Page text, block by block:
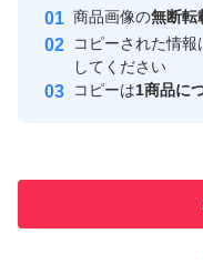
安心取引出品者
取引実績
商品画像の無断転
コピーされた情報
してください
コピーは1商品に